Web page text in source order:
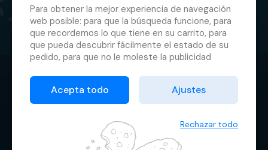
© 2026 GMF Aquapark Prague, a.s.
Protección de datos personales
Condiciones contractuales
Administrador de cookies
Para obtener la mejor experiencia de navegación
web posible: para que la búsqueda funcione, para
que recordemos lo que tiene en su carrito, para
que pueda descubrir fácilmente el estado de su
pedido, para que no le moleste la publicidad
cada vez.
Es por eso que necesitamos tu consentimiento
pequeños archivos que se almacenan
temporalmente en su navegador. Gracias por
Acepta todo Ajustes
Rechazar todo